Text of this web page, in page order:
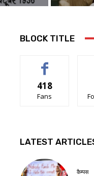
BLOCK TITLE
418
Fans
LATEST
कैम्पस